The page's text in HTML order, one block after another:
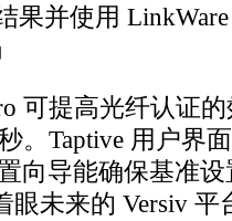
果并使用
可提高光纤认证
。Taptive 用户界
向导能确保基准
眼未来的 Versiv